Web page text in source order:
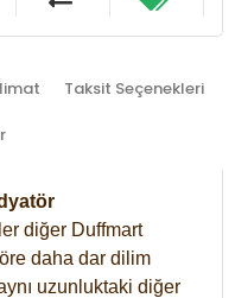
Taksit Seçenekleri
diğer Duffmart
daha dar dilim
uzunluktaki diğer